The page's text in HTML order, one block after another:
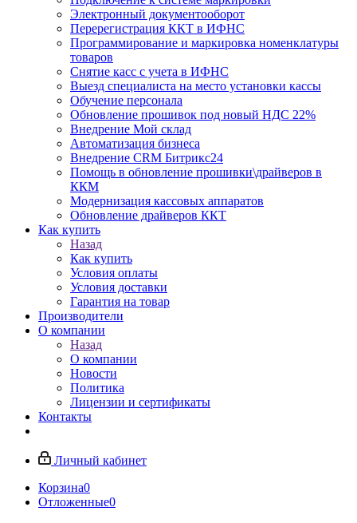
Электронный документооборот
Перерегистрация ККТ в ИФНС
Программирование и маркировка номенклатуры
товаров
Снятие касс с учета в ИФНС
Выезд специалиста на место установки кассы
Обучение персонала
Обновление прошивок под новый НДС 22%
Внедрение Мой склад
Автоматизация бизнеса
Внедрение CRM Битрикс24
Помощь в обновление прошивки\драйверов в
ККМ
Модернизация кассовых аппаратов
Обновление драйверов ККТ
Как купить
Назад
Как купить
Условия оплаты
Условия доставки
Гарантия на товар
Производители
О компании
Назад
О компании
Новости
Политика
Лицензии и сертификаты
Контакты
Личный кабинет
Корзина0
Отложенные0